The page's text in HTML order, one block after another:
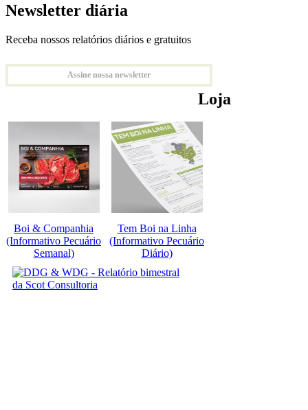
Newsletter diária
Receba nossos relatórios diários e gratuitos
Assine nossa newsletter
Loja
Boi & Companhia
(Informativo Pecuário
Semanal)
Tem Boi na Linha
(Informativo Pecuário
Diário)